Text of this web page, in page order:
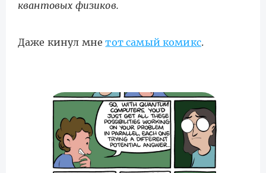
квантовых физиков.
Даже кинул мнетот самый комикс.